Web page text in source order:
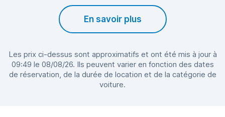
En savoir plus
Les prix ci-dessus sont approximatifs et ont été mis à jour à
09:49 le 08/08/26. Ils peuvent varier en fonction des dates
de réservation, de la durée de location et de la catégorie de
voiture.